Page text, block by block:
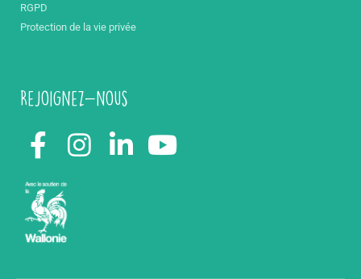
RGPD
Protection de la vie privée
Rejoignez-nous